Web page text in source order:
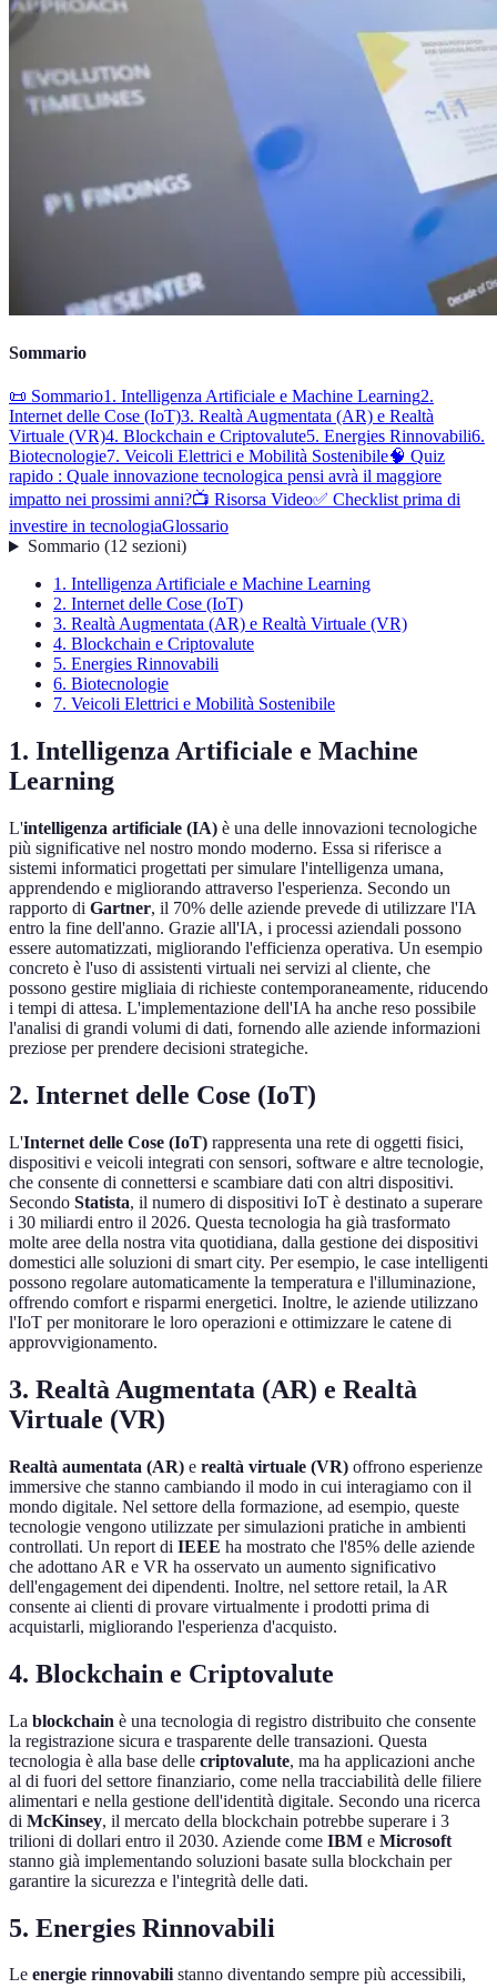
Sommario
📜 Sommario1. Intelligenza Artificiale e Machine Learning2.
Internet delle Cose (IoT)3. Realtà Augmentata (AR) e Realtà
Virtuale (VR)4. Blockchain e Criptovalute5. Energies Rinnovabili6.
Biotecnologie7. Veicoli Elettrici e Mobilità Sostenibile🧠 Quiz
rapido : Quale innovazione tecnologica pensi avrà il maggiore
impatto nei prossimi anni?📺 Risorsa Video✅ Checklist prima di
investire in tecnologiaGlossario
Sommario(12 sezioni)
1. Intelligenza Artificiale e Machine Learning
2. Internet delle Cose (IoT)
3. Realtà Augmentata (AR) e Realtà Virtuale (VR)
4. Blockchain e Criptovalute
5. Energies Rinnovabili
6. Biotecnologie
7. Veicoli Elettrici e Mobilità Sostenibile
1. Intelligenza Artificiale e Machine
Learning
L'intelligenza artificiale (IA) è una delle innovazioni tecnologiche
più significative nel nostro mondo moderno. Essa si riferisce a
sistemi informatici progettati per simulare l'intelligenza umana,
apprendendo e migliorando attraverso l'esperienza. Secondo un
rapporto di Gartner, il 70% delle aziende prevede di utilizzare l'IA
entro la fine dell'anno. Grazie all'IA, i processi aziendali possono
essere automatizzati, migliorando l'efficienza operativa. Un esempio
concreto è l'uso di assistenti virtuali nei servizi al cliente, che
possono gestire migliaia di richieste contemporaneamente, riducendo
i tempi di attesa. L'implementazione dell'IA ha anche reso possibile
l'analisi di grandi volumi di dati, fornendo alle aziende informazioni
preziose per prendere decisioni strategiche.
2. Internet delle Cose (IoT)
L'Internet delle Cose (IoT) rappresenta una rete di oggetti fisici,
dispositivi e veicoli integrati con sensori, software e altre tecnologie,
che consente di connettersi e scambiare dati con altri dispositivi.
Secondo Statista, il numero di dispositivi IoT è destinato a superare
i 30 miliardi entro il 2026. Questa tecnologia ha già trasformato
molte aree della nostra vita quotidiana, dalla gestione dei dispositivi
domestici alle soluzioni di smart city. Per esempio, le case intelligenti
possono regolare automaticamente la temperatura e l'illuminazione,
offrendo comfort e risparmi energetici. Inoltre, le aziende utilizzano
l'IoT per monitorare le loro operazioni e ottimizzare le catene di
approvvigionamento.
3. Realtà Augmentata (AR) e Realtà
Virtuale (VR)
Realtà aumentata (AR) e realtà virtuale (VR) offrono esperienze
immersive che stanno cambiando il modo in cui interagiamo con il
mondo digitale. Nel settore della formazione, ad esempio, queste
tecnologie vengono utilizzate per simulazioni pratiche in ambienti
controllati. Un report di IEEE ha mostrato che l'85% delle aziende
che adottano AR e VR ha osservato un aumento significativo
dell'engagement dei dipendenti. Inoltre, nel settore retail, la AR
consente ai clienti di provare virtualmente i prodotti prima di
acquistarli, migliorando l'esperienza d'acquisto.
4. Blockchain e Criptovalute
La blockchain è una tecnologia di registro distribuito che consente
la registrazione sicura e trasparente delle transazioni. Questa
tecnologia è alla base delle criptovalute, ma ha applicazioni anche
al di fuori del settore finanziario, come nella tracciabilità delle filiere
alimentari e nella gestione dell'identità digitale. Secondo una ricerca
di McKinsey, il mercato della blockchain potrebbe superare i 3
trilioni di dollari entro il 2030. Aziende come IBM e Microsoft
stanno già implementando soluzioni basate sulla blockchain per
garantire la sicurezza e l'integrità delle dati.
5. Energies Rinnovabili
Le energie rinnovabilistanno diventando sempre più accessibili,